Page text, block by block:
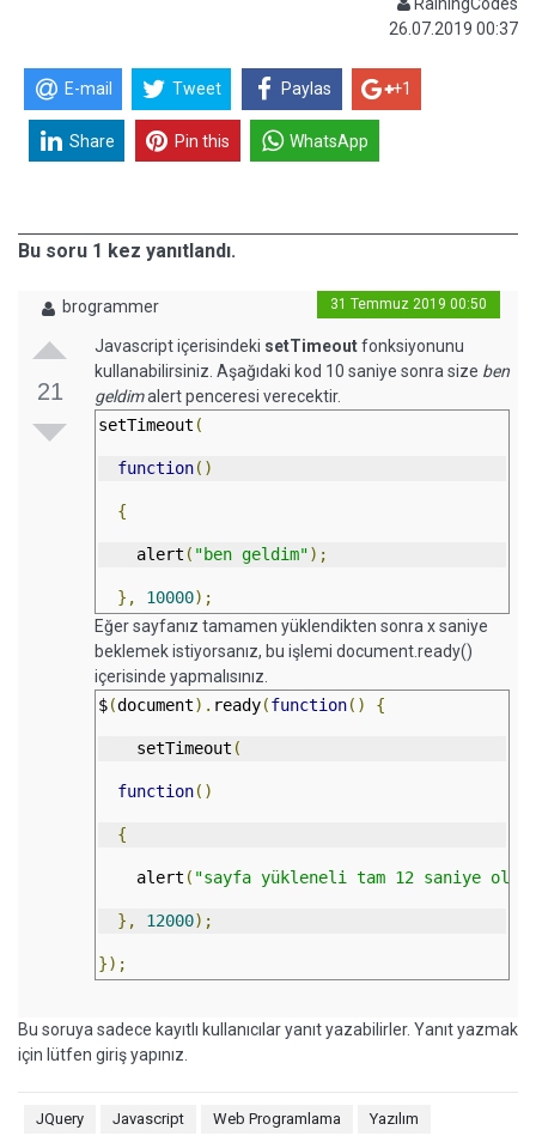
26.07.2019 00:37
E-mail Tweet Paylas +1
Share Pin this WhatsApp
Bu soru 1 kez yanıtlandı.
brogrammer 31 Temmuz 2019 00:50
21
Javascript içerisindeki setTimeoutfonksiyonunu
kullanabilirsiniz. Aşağıdaki kod 10 saniye sonra size ben
geldimalert penceresi verecektir.
setTimeout (
function()
{
    alert
( "ben geldim");
}, 10000);
Eğer sayfanız tamamen yüklendikten sonra x saniye
beklemek istiyorsanız, bu işlemi document.ready()
içerisinde yapmalısınız.
$(document). ready(function() {
    setTimeout
(
function()
{
    alert
( "sayfa yükleneli tam 12 saniye
}, 12000);
});
Bu soruya sadece kayıtlı kullanıcılar yanıt yazabilirler. Yanıt yazmak
için lütfen giriş yapınız.
JQuery Javascript Web Programlama
Yazılım